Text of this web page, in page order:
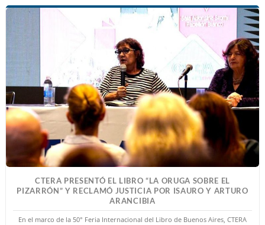
CTERA PRESENTÓ EL LIBRO “LA ORUGA SOBRE EL
PIZARRÓN” Y RECLAMÓ JUSTICIA POR ISAURO Y ARTURO
ARANCIBIA
En el marco de la 50° Feria Internacional del Libro de Buenos Aires, CTERA